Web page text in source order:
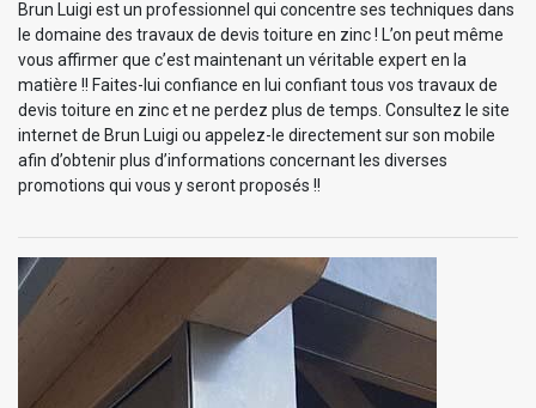
Brun Luigi est un professionnel qui concentre ses techniques dans
le domaine des travaux de devis toiture en zinc ! L’on peut même
vous affirmer que c’est maintenant un véritable expert en la
matière !! Faites-lui confiance en lui confiant tous vos travaux de
devis toiture en zinc et ne perdez plus de temps. Consultez le site
internet de Brun Luigi ou appelez-le directement sur son mobile
afin d’obtenir plus d’informations concernant les diverses
promotions qui vous y seront proposés !!